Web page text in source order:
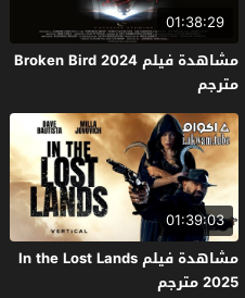
01:38:29
مشاهدة فيلم Broken Bird 2024
مترجم
01:39:03
مشاهدة فيلم In the Lost Lands
2025 مترجم